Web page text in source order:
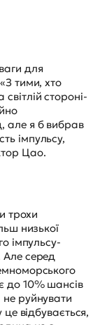
для
тими, хто
стороні-
але я б вибрав
імпульсу,
Цао.
трохи
низької
імпульсу-
Але серед
до 10% шансів
не руйнувати
це відбувається,